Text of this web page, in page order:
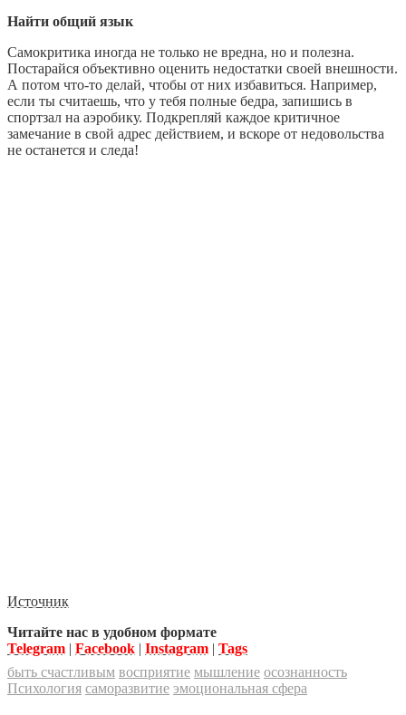
Найти общий язык
Самокритика иногда не только не вредна, но и полезна.
Постарайся объективно оценить недостатки своей внешности.
А потом что-то делай, чтобы от них избавиться. Например,
если ты считаешь, что у тебя полные бедра, запишись в
спортзал на аэробику. Подкрепляй каждое критичное
замечание в свой адрес действием, и вскоре от недовольства
не останется и следа!
Источник
Читайте нас в удобном формате
Telegram | Facebook | Instagram | Tags
быть счастливым восприятие мышление осознанность
Психология саморазвитие эмоциональная сфера